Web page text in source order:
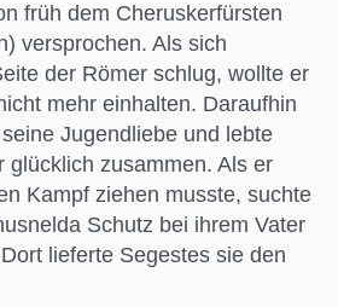
früh dem Cheruskerfürsten
versprochen. Als sich
der Römer schlug, wollte er
mehr einhalten. Daraufhin
Jugendliebe und lebte
glücklich zusammen. Als er
Kampf ziehen musste, suchte
Schutz bei ihrem Vater
lieferte Segestes sie den